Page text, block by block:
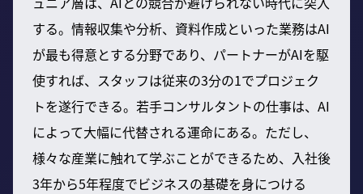
する。情報収集や分析、資料作成といった業務はAI
が最も得意とする分野であり、パートナーがAIを駆
使すれば、スタッフは従来の3分の1でプロジェク
トを遂行できる。若手コンサルタントの仕事は、AI
によって大幅に代替される運命にある。ただし、
様々な産業に触れて学ぶことができるため、入社後
3年から5年程度でビジネスの基礎を身につける